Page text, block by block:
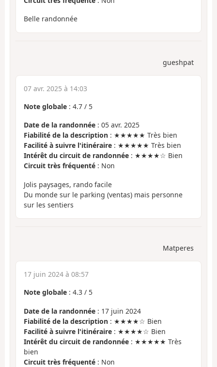
Belle randonnée
gueshpat
07 avr. 2025 à 14:03
Note globale : 4.7 / 5
Date de la randonnée : 05 avr. 2025
Fiabilité de la description : ★★★★★ Très bien
Facilité à suivre l'itinéraire : ★★★★★ Très bien
Intérêt du circuit de randonnée : ★★★★☆ Bien
Circuit très fréquenté : Non
Jolis paysages, rando facile
Du monde sur le parking (ventas) mais personne
sur les sentiers
Matperes
17 juin 2024 à 08:57
Note globale : 4.3 / 5
Date de la randonnée : 17 juin 2024
Fiabilité de la description : ★★★★☆ Bien
Facilité à suivre l'itinéraire : ★★★★☆ Bien
Intérêt du circuit de randonnée : ★★★★★ Très
bien
Circuit très fréquenté : Non